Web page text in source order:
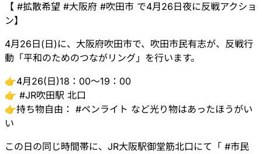
【 #拡散希望 #大阪府 #吹田市 で4月26日夜に反戦アクショ
ン】
4月26日(日)に、大阪府吹田市で、吹田市民有志が、反戦行
動「平和のためのつながリング」を行います。
👉4月26(日)18：00～19：00
👉 #JR吹田駅 北口
👉持ち物自由： #ペンライト など光り物はあったほうがい
い
この日の同じ時間帯に、JR大阪駅御堂筋北口にて「 #市民